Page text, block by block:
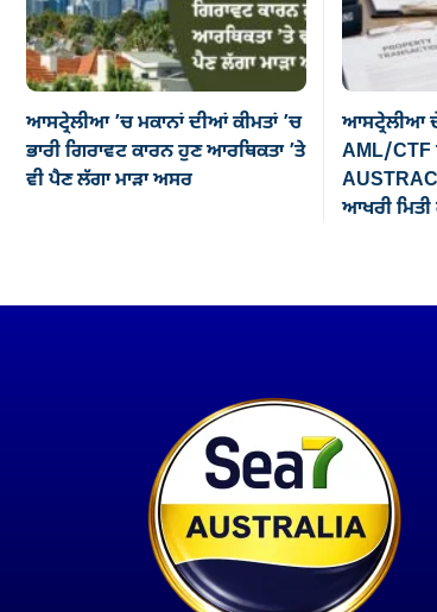
ਆਸਟ੍ਰੇਲੀਆ ’ਚ ਮਕਾਨਾਂ ਦੀਆਂ ਕੀਮਤਾਂ ’ਚ
ਭਾਰੀ ਗਿਰਾਵਟ ਕਾਰਨ ਹੁਣ ਆਰਥਿਕਤਾ ’ਤੇ
ਵੀ ਪੈਣ ਲੱਗਾ ਮਾੜਾ ਅਸਰ
ਆਸਟ੍ਰੇਲੀਆ
AML/CTF
ਆਖਰੀ ਮਿਤੀ